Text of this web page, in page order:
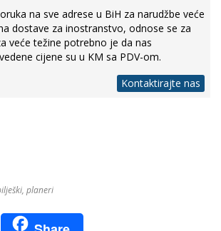
na sve adrese u BiH za narudžbe veće
dostave za inostranstvo, odnose se za
veće težine potrebno je da nas
cijene su u KM sa PDV-om.
Kontaktirajte nas
planeri
F